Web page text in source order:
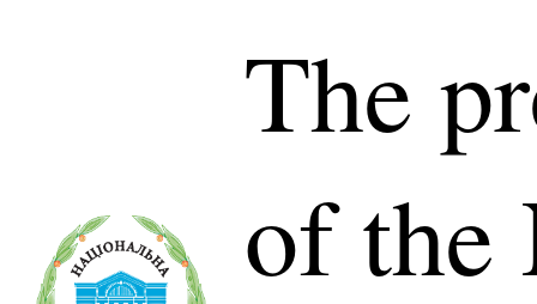
The
of the